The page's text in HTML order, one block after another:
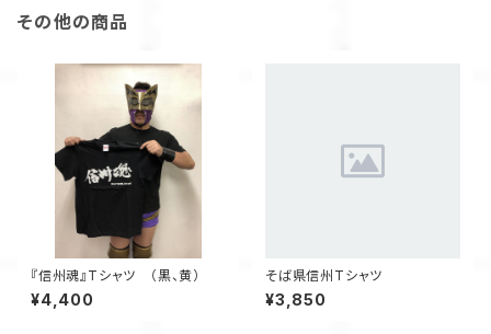
その他の商品
『信州魂』Tシャツ （黒、黄）
¥4,400
そば県信州Tシャツ
¥3,850